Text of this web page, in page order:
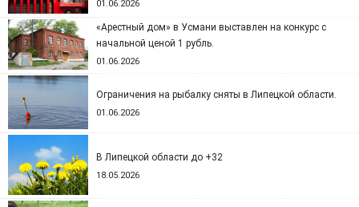
01.06.2026
«Арестный дом» в Усмани выставлен на конкурс с
начальной ценой 1 рубль.
01.06.2026
Ограничения на рыбалку сняты в Липецкой области.
01.06.2026
В Липецкой области до +32
18.05.2026